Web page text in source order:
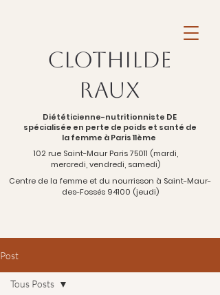
Clothilde
Raux
Diététicienne-nutritionniste DE
spécialisée en perte de poids et santé de
la femme à Paris 11ème
102 rue Saint-Maur Paris 75011 (mardi,
mercredi, vendredi, samedi)
Centre de la femme et du nourrisson à Saint-Maur-
des-Fossés 94100 (jeudi)
Post
Tous Posts